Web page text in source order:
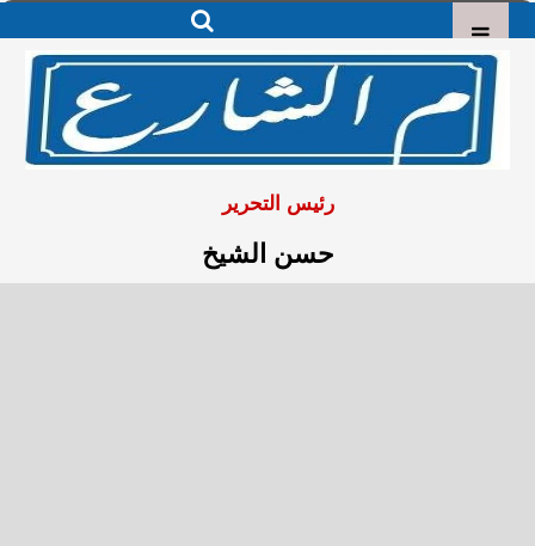
رئيس التحرير
حسن الشيخ